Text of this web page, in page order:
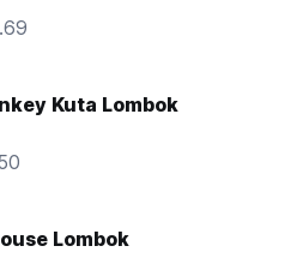
Kuta Lombok
Lombok